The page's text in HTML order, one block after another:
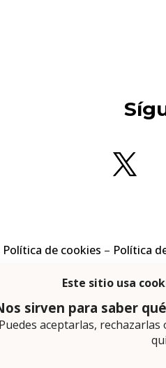
Política de cookies – Política
que cumplen los requisitos